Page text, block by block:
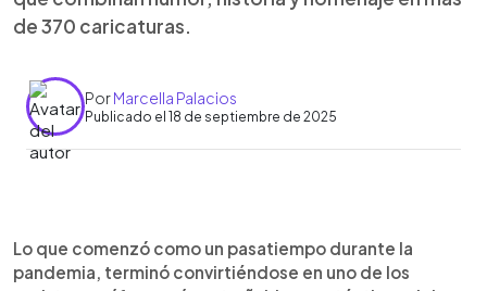
de 370 caricaturas.
PorMarcella Palacios
Publicado el 18 de septiembre de 2025
Escuchar artículo
El proyecto “Arte y Cultura en Caricatura” captura
la esencia creativa de El Salvador a través de más
Lo que comenzó como un pasatiempo durante la
pandemia, terminó convirtiéndose en uno de los